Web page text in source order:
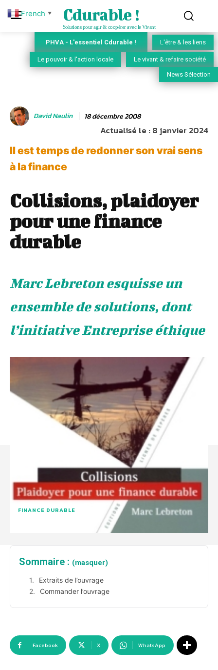
Cdurable !
Solutions pour agir & coopérer avec le Vivant
PHVA - L'essentiel Cdurable ! L'être & les liens
Le pouvoir & l'action locale Le vivant & refaire société
News Sélection
David Naulin 18 décembre 2008
Actualisé le :8 janvier 2024
Il est temps de redonner son vrai sens
à la finance
Collisions, plaidoyer
pour une finance
durable
Marc Lebreton esquisse un
ensemble de solutions, dont
l’initiative Entreprise éthique
FINANCE DURABLE
Sommaire : (masquer)
Extraits de l’ouvrage
Commander l’ouvrage
Facebook X WhatsApp
French ▼